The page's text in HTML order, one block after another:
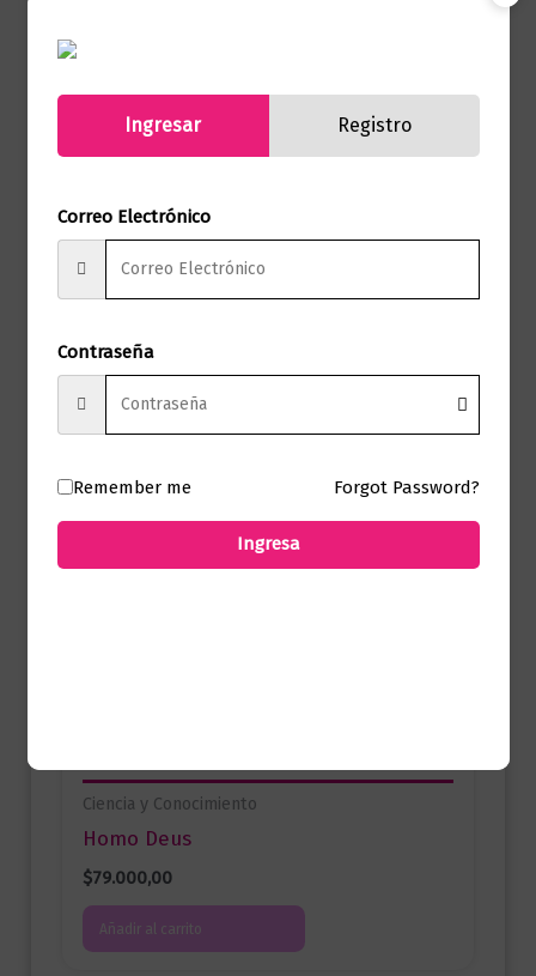
Autor Diana Uribe
Formato 15.5 X 25
Presentación Tapa Dura
No hay valoraciones aún.
comprado este producto pueden hacer
Ciencia y Conocimiento
Homo Deus
$79.000,00
Añadir al carrito
Ingresar Registro
Correo Electrónico
Contraseña
Remember me Forgot Password?
Ingresa